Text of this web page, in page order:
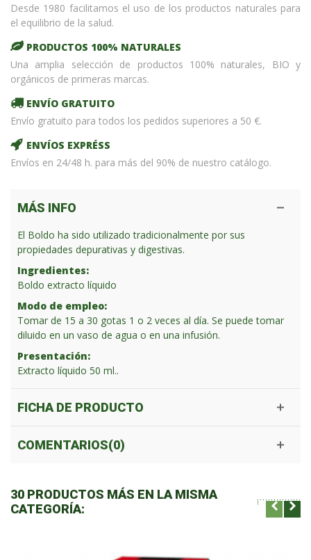
Desde 1980 facilitamos el uso de los productos naturales para
el equilibrio de la salud.
PRODUCTOS 100% NATURALES
Una amplia selección de productos 100% naturales, BIO y
orgánicos de primeras marcas.
ENVÍO GRATUITO
Envío gratuito para todos los pedidos superiores a 50 €.
ENVÍOS EXPRÉSS
Envíos en 24/48 h. para más del 90% de nuestro catálogo.
MÁS INFO
El Boldo ha sido utilizado tradicionalmente por sus
propiedades depurativas y digestivas.
Ingredientes:
Boldo extracto líquido
Modo de empleo:
Tomar de 15 a 30 gotas 1 o 2 veces al día. Se puede tomar
diluido en un vaso de agua o en una infusión.
Presentación:
Extracto líquido 50 ml..
FICHA DE PRODUCTO
COMENTARIOS(0)
30 PRODUCTOS MÁS EN LA MISMA
CATEGORÍA: